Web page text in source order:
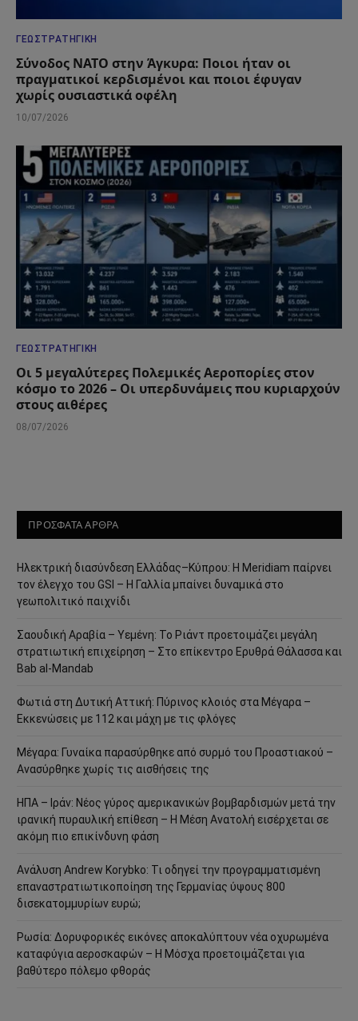
ΓΕΩΣΤΡΑΤΗΓΙΚΉ
Σύνοδος ΝΑΤΟ στην Άγκυρα: Ποιοι ήταν οι
πραγματικοί κερδισμένοι και ποιοι έφυγαν
χωρίς ουσιαστικά οφέλη
10/07/2026
ΓΕΩΣΤΡΑΤΗΓΙΚΉ
Οι 5 μεγαλύτερες Πολεμικές Αεροπορίες στον
κόσμο το 2026 – Οι υπερδυνάμεις που κυριαρχούν
στους αιθέρες
08/07/2026
ΠΡΟΣΦΑΤΑ ΑΡΘΡΑ
Ηλεκτρική διασύνδεση Ελλάδας–Κύπρου: Η Meridiam παίρνει
τον έλεγχο του GSI – Η Γαλλία μπαίνει δυναμικά στο
γεωπολιτικό παιχνίδι
Σαουδική Αραβία – Υεμένη: Το Ριάντ προετοιμάζει μεγάλη
στρατιωτική επιχείρηση – Στο επίκεντρο Ερυθρά Θάλασσα και
Bab al-Mandab
Φωτιά στη Δυτική Αττική: Πύρινος κλοιός στα Μέγαρα –
Εκκενώσεις με 112 και μάχη με τις φλόγες
Μέγαρα: Γυναίκα παρασύρθηκε από συρμό του Προαστιακού –
Ανασύρθηκε χωρίς τις αισθήσεις της
ΗΠΑ – Ιράν: Νέος γύρος αμερικανικών βομβαρδισμών μετά την
ιρανική πυραυλική επίθεση – Η Μέση Ανατολή εισέρχεται σε
ακόμη πιο επικίνδυνη φάση
Ανάλυση Andrew Korybko: Τι οδηγεί την προγραμματισμένη
επαναστρατιωτικοποίηση της Γερμανίας ύψους 800
δισεκατομμυρίων ευρώ;
Ρωσία: Δορυφορικές εικόνες αποκαλύπτουν νέα οχυρωμένα
καταφύγια αεροσκαφών – Η Μόσχα προετοιμάζεται για
βαθύτερο πόλεμο φθοράς